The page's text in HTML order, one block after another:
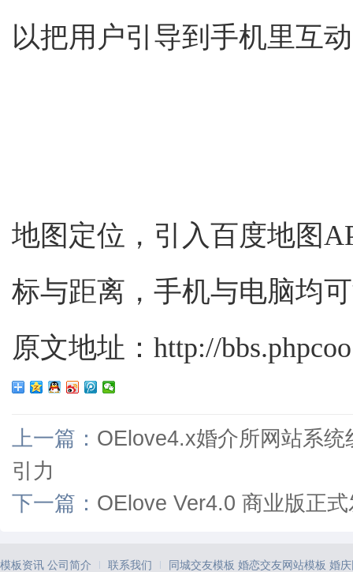
以把用户引导到手机里互
地图定位，引入百度地图
标与距离，手机与电脑均
原文地址：http://
上一篇： OElove4.x婚介所网站系
引力
下一篇： OElove Ver4.0 商业版正
模板资讯 公司简介 | 联系我们 | 同城交友模板 婚恋交友网站模板 婚